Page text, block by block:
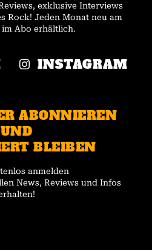
exklusive Interviews
Rock! Jeden Monat neu am
Abo erhältlich.
INSTAGRAM
ABONNIEREN
UND
BLEIBEN
anmelden
News, Reviews und Infos